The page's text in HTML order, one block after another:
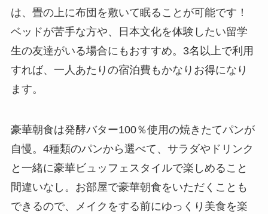
は、畳の上に布団を敷いて眠ることが可能です！
ベッドが苦手な方や、日本文化を体験したい留学
生の友達がいる場合にもおすすめ。3名以上で利用
すれば、一人あたりの宿泊費もかなりお得になり
ます。
豪華朝食は発酵バター100％使用の焼きたてパンが
自慢。4種類のパンから選べて、サラダやドリンク
と一緒に豪華ビュッフェスタイルで楽しめること
間違いなし。お部屋で豪華朝食をいただくことも
できるので、メイクをする前にゆっくり美食を楽